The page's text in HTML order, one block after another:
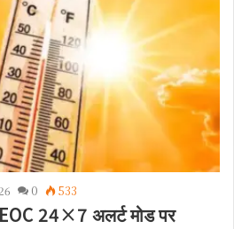
0 533
24×7 अलर्ट मोड पर